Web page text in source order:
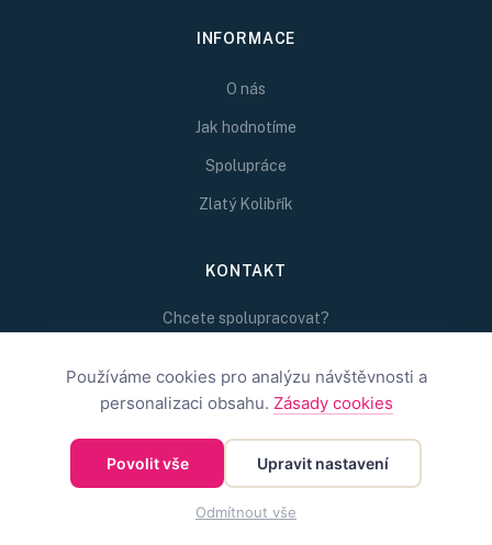
INFORMACE
O nás
Jak hodnotíme
Spolupráce
Zlatý Kolibřík
KONTAKT
Chcete spolupracovat?
redakce@inspirativni.cz
Inspirativní.cz — Inspirativní.cz s.r.o.
Používáme cookies pro analýzu návštěvnosti a
personalizaci obsahu. Zásady cookies
Povolit vše Upravit nastavení
Odmítnout vše